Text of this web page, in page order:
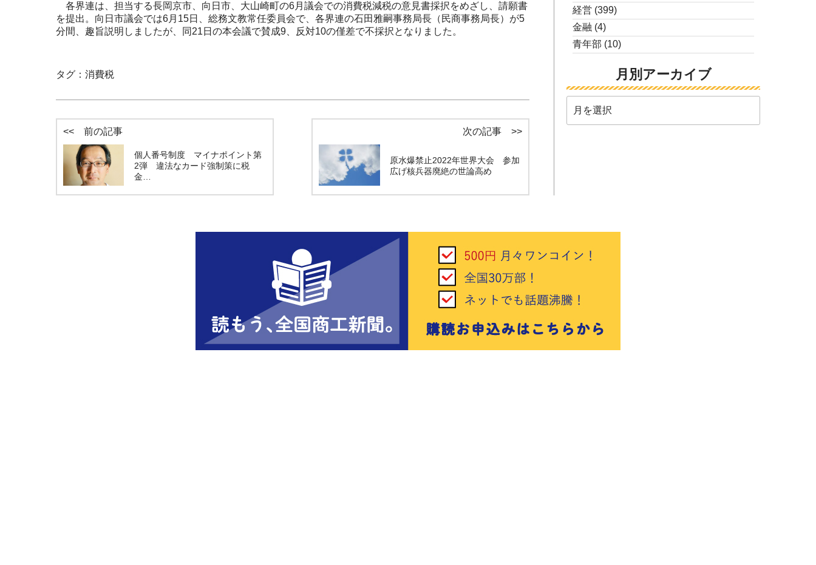
各界連は、担当する長岡京市、向日市、大山崎町の6月議会での消費税減税の意見書採択をめざし、請願書
を提出。向日市議会では6月15日、総務文教常任委員会で、各界連の石田雅嗣事務局長（民商事務局長）が5
分間、趣旨説明しましたが、同21日の本会議で賛成9、反対10の僅差で不採択となりました。
タグ： 消費税
<< 前の記事
個人番号制度 マイナポイント第
2弾 違法なカード強制策に税
金…
次の記事 >>
原水爆禁止2022年世界大会 参加
広げ核兵器廃絶の世論高め
経営 (399)
金融 (4)
青年部 (10)
月別アーカイブ
別
ア